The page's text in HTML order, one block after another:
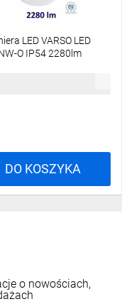
LED VARSO LED
O IP54 2280lm
DO KOSZYKA
o nowościach,